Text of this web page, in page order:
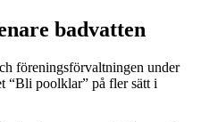
badvatten
föreningsförvaltningen under
“Bli poolklar” på fler sätt i